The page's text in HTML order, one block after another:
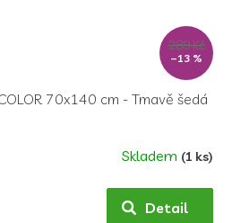
289 Kč
–13 %
70x140 cm - Tmavě šedá
Skladem (1 ks)
Detail